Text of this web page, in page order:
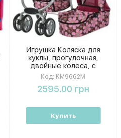
Игрушка Коляска для
куклы, прогулочная,
двойные колеса, с
поворотом и корзиной, в
коробке
Код: KM9662M
2595.00 грн
Купить